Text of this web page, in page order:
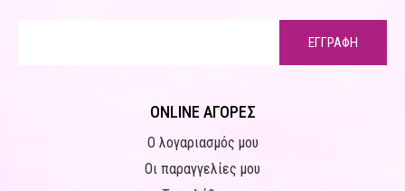
ΕΓΓΡΑΦΗ
ONLINE ΑΓΟΡΕΣ
Ο λογαριασμός μου
Οι παραγγελίες μου